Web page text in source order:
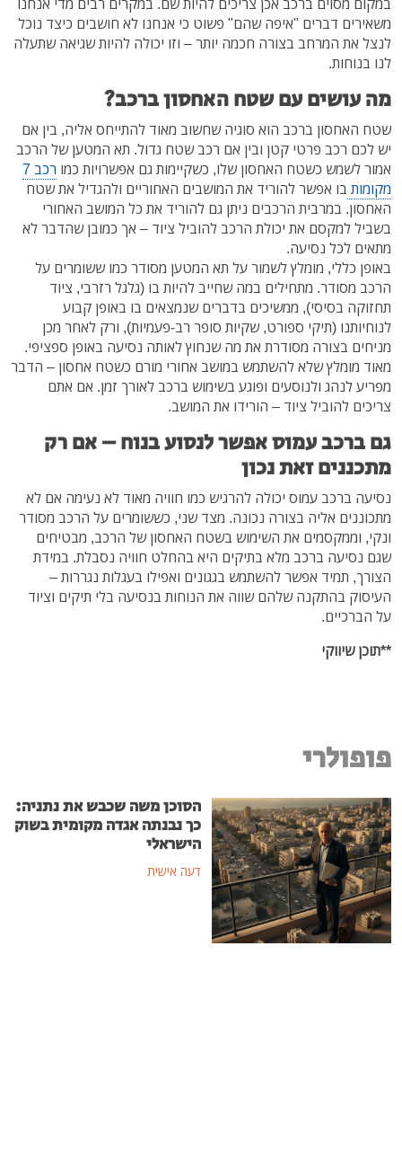
משאירים דברים "איפה שהם" פשוט כי אנחנו לא חושבים כיצד נוכל
לנצל את המרחב בצורה חכמה יותר – וזו יכולה להיות שגיאה שתעלה
לנו בנוחות.
מה עושים עם שטח האחסון ברכב?
שטח האחסון ברכב הוא סוגיה שחשוב מאוד להתייחס אליה, בין אם
יש לכם רכב פרטי קטן ובין אם רכב שטח גדול. תא המטען של הרכב
אמור לשמש כשטח האחסון שלו, כשקיימות גם אפשרויות כמו
רכב 7
מקומות בו אפשר להוריד את המושבים האחוריים ולהגדיל את שטח
האחסון. במרבית הרכבים ניתן גם להוריד את כל המושב האחורי
בשביל למקסם את יכולת הרכב להוביל ציוד – אך כמובן שהדבר לא
מתאים לכל נסיעה.
באופן כללי, מומלץ לשמור על תא המטען מסודר כמו ששומרים על
הרכב מסודר. מתחילים במה שחייב להיות בו (גלגל רזרבי, ציוד
תחזוקה בסיסי), ממשיכים בדברים שנמצאים בו באופן קבוע
לנוחיותנו (תיקי ספורט, שקיות סופר רב-פעמיות), ורק לאחר מכן
מניחים בצורה מסודרת את מה שנחוץ לאותה נסיעה באופן ספציפי.
מאוד מומלץ שלא להשתמש במושב אחורי מורם כשטח אחסון – הדבר
מפריע לנהג ולנוסעים ופוגע בשימוש ברכב לאורך זמן. אם אתם
צריכים להוביל ציוד – הורידו את המושב.
גם ברכב עמוס אפשר לנסוע בנוח – אם רק
מתכננים זאת נכון
נסיעה ברכב עמוס יכולה להרגיש כמו חוויה מאוד לא נעימה אם לא
מתכוננים אליה בצורה נכונה. מצד שני, כששומרים על הרכב מסודר
ונקי, וממקסמים את השימוש בשטח האחסון של הרכב, מבטיחים
שגם נסיעה ברכב מלא בתיקים היא בהחלט חוויה נסבלת. במידת
הצורך, תמיד אפשר להשתמש בגגונים ואפילו בעגלות נגררות –
העיסוק בהתקנה שלהם שווה את הנוחות בנסיעה בלי תיקים וציוד
על הברכיים.
**תוכן שיווקי
פופולרי
הסוכן משה שכבש את נתניה:
כך נבנתה אגדה מקומית בשוק
הישראלי
דעה אישית